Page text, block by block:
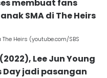
membuat fans
SMA di The Heirs
Heirs (youtube.com/SBS
Lee Jun Young
Day jadi pasangan